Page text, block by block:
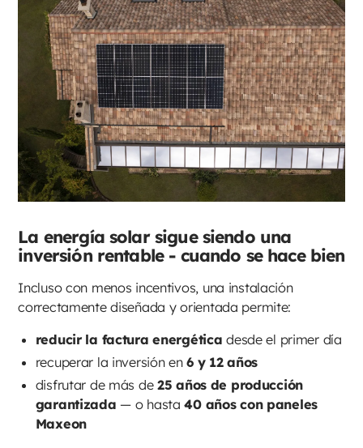
La energía solar sigue siendo una
inversión rentable - cuando se hace bien
Incluso con menos incentivos, una instalación
correctamente diseñada y orientada permite:
reducir la factura energética desde el primer día
recuperar la inversión en6 y 12 años
disfrutar de más de 25 años de producción
garantizada — o hasta40 años con paneles
Maxeon